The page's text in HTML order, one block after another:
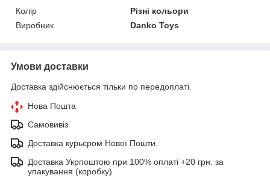
Колір
Різні кольори
Виробник
Danko Toys
Умови доставки
Доставка здійснюється тільки по передоплаті.
Нова Пошта
Самовивіз
Доставка курьєром Нової Пошти.
Доставка Укрпоштою при 100% оплаті +20 грн. за
упакування (коробку)